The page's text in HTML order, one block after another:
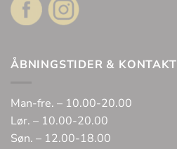
ÅBNINGSTIDER & KONTAKT
Man-fre. – 10.00-20.00
Lør. – 10.00-20.00
Søn. – 12.00-18.00